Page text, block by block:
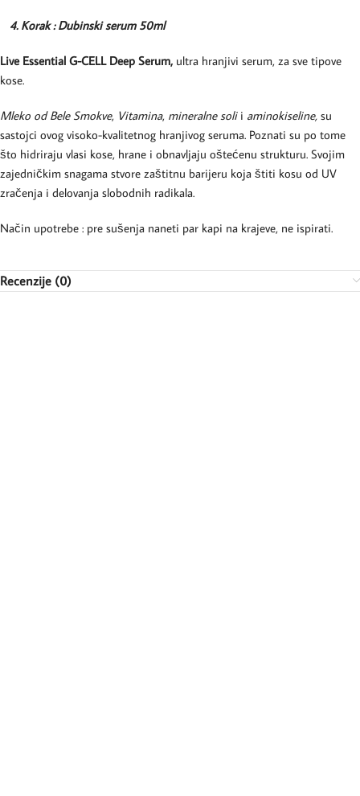
4. Korak : Dubinski serum 50ml
Live Essential G-CELL Deep Serum, ultra hranjivi serum, za sve tipove
kose.
Mleko od Bele Smokve, Vitamina, mineralne solii aminokiseline, su
sastojci ovog visoko-kvalitetnog hranjivog seruma. Poznati su po tome
što hidriraju vlasi kose, hrane i obnavljaju oštećenu strukturu. Svojim
zajedničkim snagama stvore zaštitnu barijeru koja štiti kosu od UV
zračenja i delovanja slobodnih radikala.
Način upotrebe : pre sušenja naneti par kapi na krajeve, ne ispirati.
Recenzije (0)